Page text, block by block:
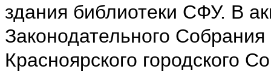
здания библиотеки СФУ. В
Законодательного Собрания
Красноярского городского